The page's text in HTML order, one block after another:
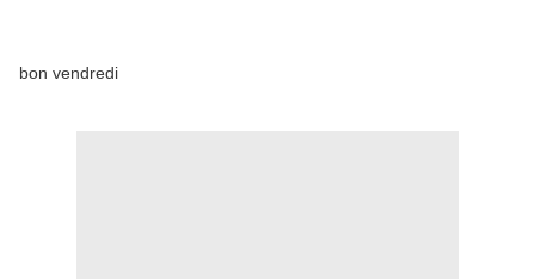
bon vendredi